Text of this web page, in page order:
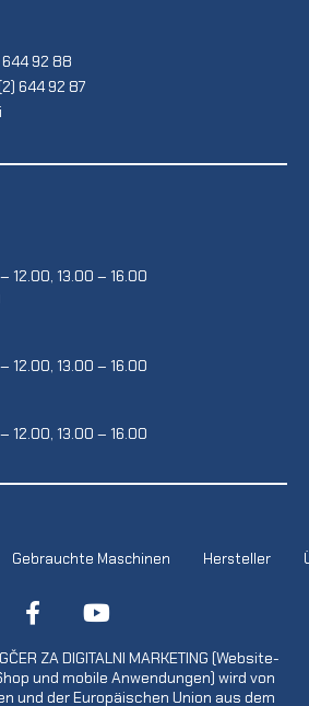
92 88
644 92 87
12.00, 13.00 – 16.00
12.00, 13.00 – 16.00
12.00, 13.00 – 16.00
Gebrauchte Maschinen Hersteller
ZA DIGITALNI MARKETING (Website-
und mobile Anwendungen) wird von
und der Europäischen Union aus dem